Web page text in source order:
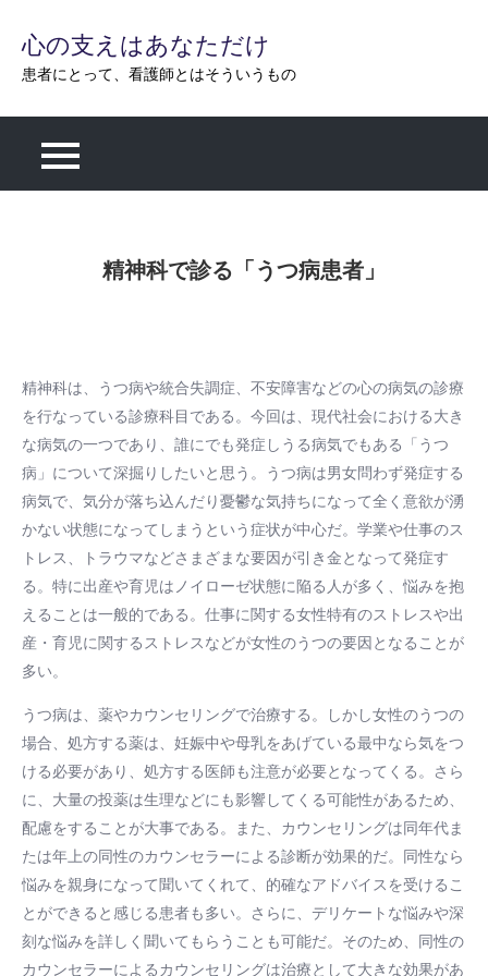
content
心の支えはあなただけ
患者にとって、看護師とはそういうもの
精神科で診る「うつ病患者」
精神科は、うつ病や統合失調症、不安障害などの心の病気の診療
を行なっている診療科目である。今回は、現代社会における大き
な病気の一つであり、誰にでも発症しうる病気でもある「うつ
病」について深掘りしたいと思う。うつ病は男女問わず発症する
病気で、気分が落ち込んだり憂鬱な気持ちになって全く意欲が湧
かない状態になってしまうという症状が中心だ。学業や仕事のス
トレス、トラウマなどさまざまな要因が引き金となって発症す
る。特に出産や育児はノイローゼ状態に陥る人が多く、悩みを抱
えることは一般的である。仕事に関する女性特有のストレスや出
産・育児に関するストレスなどが女性のうつの要因となることが
多い。
うつ病は、薬やカウンセリングで治療する。しかし女性のうつの
場合、処方する薬は、妊娠中や母乳をあげている最中なら気をつ
ける必要があり、処方する医師も注意が必要となってくる。さら
に、大量の投薬は生理などにも影響してくる可能性があるため、
配慮をすることが大事である。また、カウンセリングは同年代ま
たは年上の同性のカウンセラーによる診断が効果的だ。同性なら
悩みを親身になって聞いてくれて、的確なアドバイスを受けるこ
とができると感じる患者も多い。さらに、デリケートな悩みや深
刻な悩みを詳しく聞いてもらうことも可能だ。そのため、同性の
カウンセラーによるカウンセリングは治療として大きな効果があ